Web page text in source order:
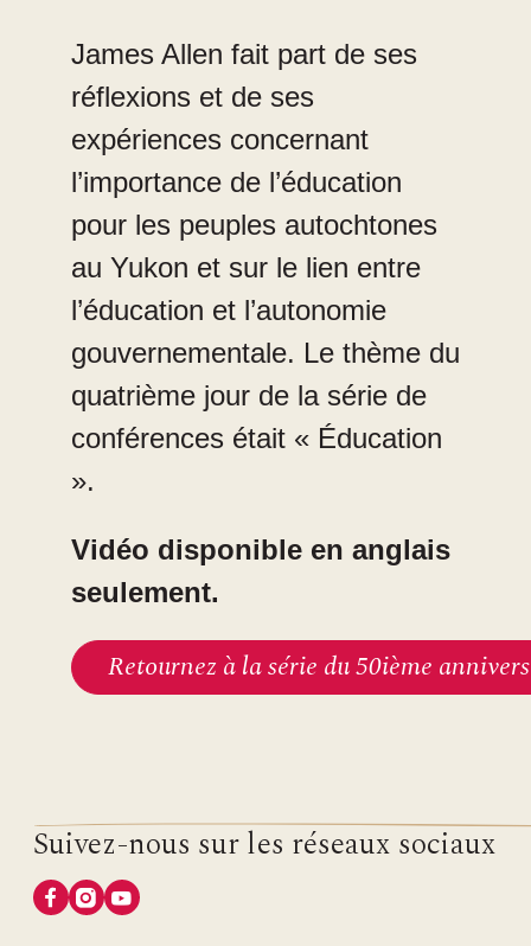
James Allen fait part de ses
réflexions et de ses
expériences concernant
l’importance de l’éducation
pour les peuples autochtones
au Yukon et sur le lien entre
l’éducation et l’autonomie
gouvernementale. Le thème du
quatrième jour de la série de
conférences était « Éducation
».
Vidéo disponible en anglais
seulement.
Retournez à la série du 50ième
Suivez-nous sur les réseaux sociaux